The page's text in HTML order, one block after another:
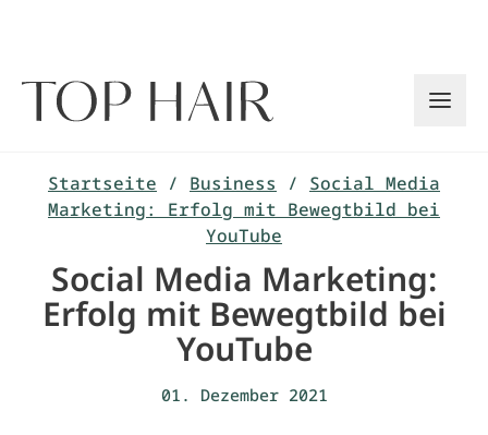
Startseite / Business / Social Media
Marketing: Erfolg mit Bewegtbild bei
YouTube
Social Media Marketing:
Erfolg mit Bewegtbild bei
YouTube
01. Dezember 2021